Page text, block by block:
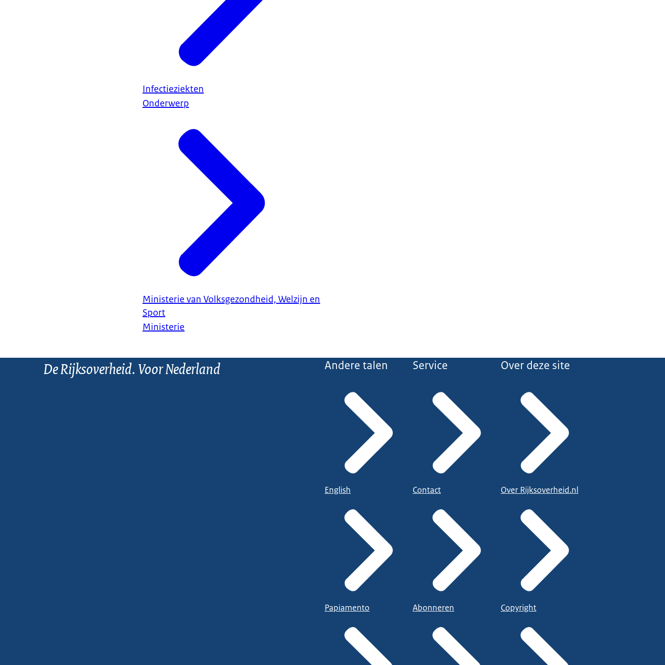
Infectieziekten
Onderwerp
Ministerie van Volksgezondheid, Welzijn en
Sport
Ministerie
De Rijksoverheid. Voor Nederland Andere talen
English
Papiamento
Service
Contact
Abonneren
Over deze site
Over Rijksoverheid.nl
Copyright